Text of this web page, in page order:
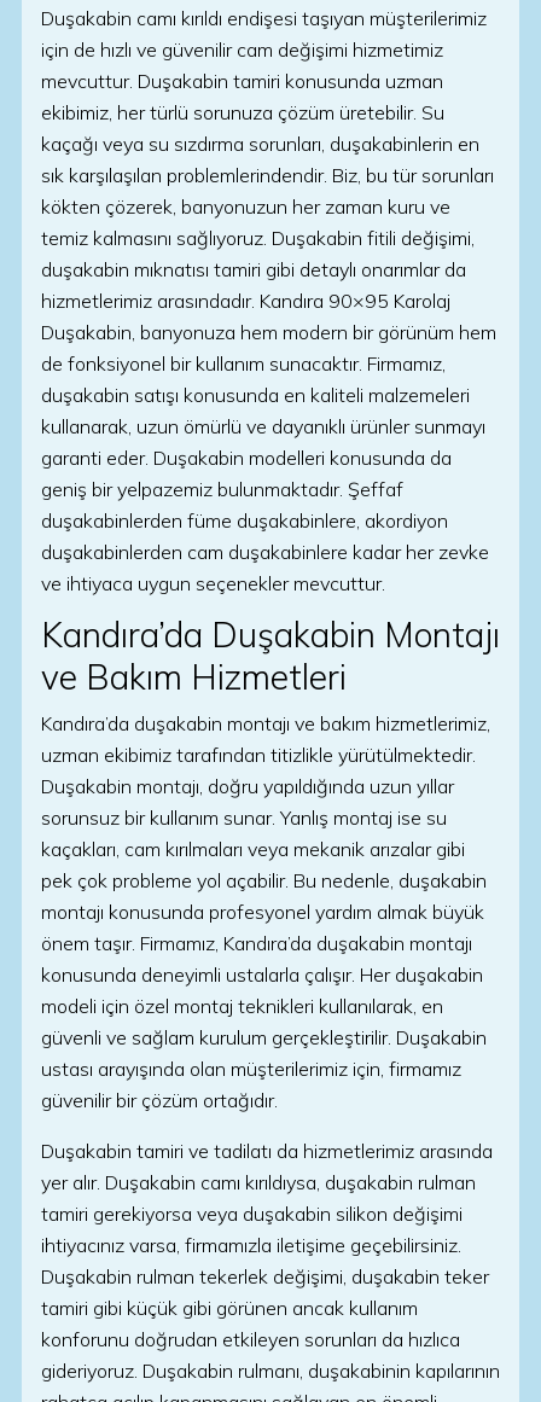
Duşakabin camı kırıldı endişesi taşıyan müşterilerimiz
için de hızlı ve güvenilir cam değişimi hizmetimiz
mevcuttur. Duşakabin tamiri konusunda uzman
ekibimiz, her türlü sorunuza çözüm üretebilir. Su
kaçağı veya su sızdırma sorunları, duşakabinlerin en
sık karşılaşılan problemlerindendir. Biz, bu tür sorunları
kökten çözerek, banyonuzun her zaman kuru ve
temiz kalmasını sağlıyoruz. Duşakabin fitili değişimi,
duşakabin mıknatısı tamiri gibi detaylı onarımlar da
hizmetlerimiz arasındadır. Kandıra 90×95 Karolaj
Duşakabin, banyonuza hem modern bir görünüm hem
de fonksiyonel bir kullanım sunacaktır. Firmamız,
duşakabin satışı konusunda en kaliteli malzemeleri
kullanarak, uzun ömürlü ve dayanıklı ürünler sunmayı
garanti eder. Duşakabin modelleri konusunda da
geniş bir yelpazemiz bulunmaktadır. Şeffaf
duşakabinlerden füme duşakabinlere, akordiyon
duşakabinlerden cam duşakabinlere kadar her zevke
ve ihtiyaca uygun seçenekler mevcuttur.
Kandıra’da Duşakabin Montajı
ve Bakım Hizmetleri
Kandıra’da duşakabin montajı ve bakım hizmetlerimiz,
uzman ekibimiz tarafından titizlikle yürütülmektedir.
Duşakabin montajı, doğru yapıldığında uzun yıllar
sorunsuz bir kullanım sunar. Yanlış montaj ise su
kaçakları, cam kırılmaları veya mekanik arızalar gibi
pek çok probleme yol açabilir. Bu nedenle, duşakabin
montajı konusunda profesyonel yardım almak büyük
önem taşır. Firmamız, Kandıra’da duşakabin montajı
konusunda deneyimli ustalarla çalışır. Her duşakabin
modeli için özel montaj teknikleri kullanılarak, en
güvenli ve sağlam kurulum gerçekleştirilir. Duşakabin
ustası arayışında olan müşterilerimiz için, firmamız
güvenilir bir çözüm ortağıdır.
Duşakabin tamiri ve tadilatı da hizmetlerimiz arasında
yer alır. Duşakabin camı kırıldıysa, duşakabin rulman
tamiri gerekiyorsa veya duşakabin silikon değişimi
ihtiyacınız varsa, firmamızla iletişime geçebilirsiniz.
Duşakabin rulman tekerlek değişimi, duşakabin teker
tamiri gibi küçük gibi görünen ancak kullanım
konforunu doğrudan etkileyen sorunları da hızlıca
gideriyoruz. Duşakabin rulmanı, duşakabinin kapılarının